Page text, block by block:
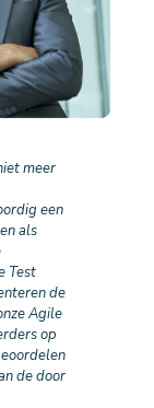
meer
een
als
Test
de
Agile
op
de door